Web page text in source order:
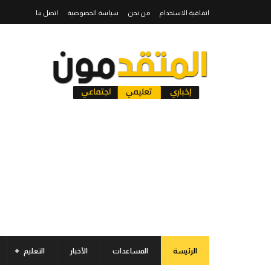
اتفاقية الاستخدام من نحن سياسة الخصوصية اتصل بنا
الرئيسة المساعدات الأخبار التعليم